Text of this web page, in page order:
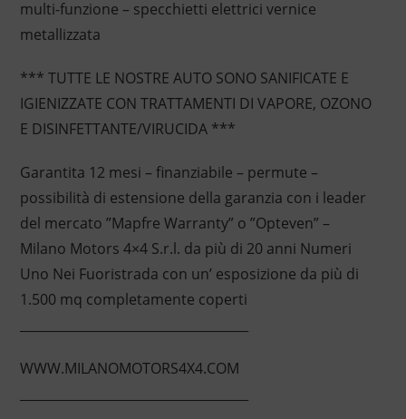
multi-funzione – specchietti elettrici vernice
metallizzata
*** TUTTE LE NOSTRE AUTO SONO SANIFICATE E
IGIENIZZATE CON TRATTAMENTI DI VAPORE, OZONO
E DISINFETTANTE/VIRUCIDA ***
Garantita 12 mesi – finanziabile – permute –
possibilità di estensione della garanzia con i leader
del mercato ”Mapfre Warranty” o ”Opteven” –
Milano Motors 4×4 S.r.l. da più di 20 anni Numeri
Uno Nei Fuoristrada con un’ esposizione da più di
1.500 mq completamente coperti
WWW.MILANOMOTORS4X4.COM